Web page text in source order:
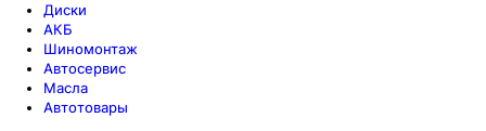
Диски
АКБ
Шиномонтаж
Автосервис
Масла
Автотовары